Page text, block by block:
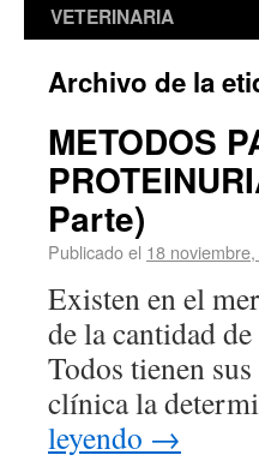
VETERINARIA
Archivo de la
METODOS
Parte)
Publicado el 18
Existen en el
de la cantidad
Todos tienen
clínica la
leyendo →